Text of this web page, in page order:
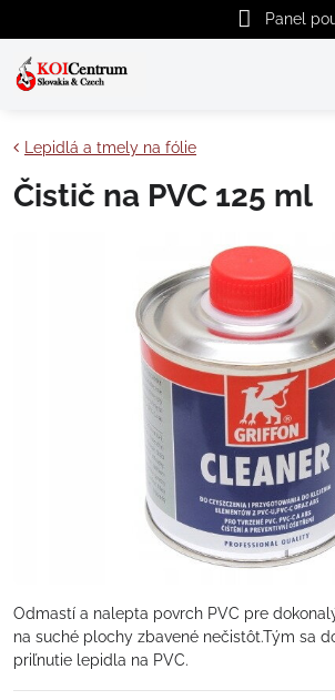
Panel
Lepidlá a tmely na fólie
Čistič na PVC 125 ml
Odmastí a nalepta povrch PVC pre
na suché plochy zbavené nečistôt.Tým sa
priľnutie lepidla na PVC.